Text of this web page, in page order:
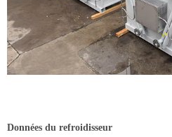
Données du refroidisseur